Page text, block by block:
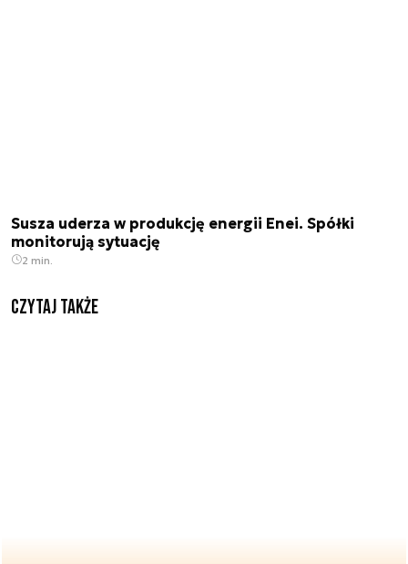
Susza uderza w produkcję energii Enei. Spółki
monitorują sytuację
2 min.
Czytaj także